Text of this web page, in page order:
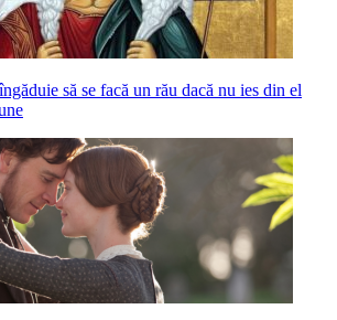
să se facă un rău dacă nu ies din el